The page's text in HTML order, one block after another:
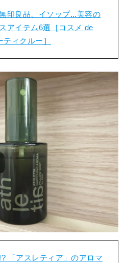
印良品、イソップ...美容の
アイテム6選［コスメ de
ィクルー］
「アスレティア」のアロマ